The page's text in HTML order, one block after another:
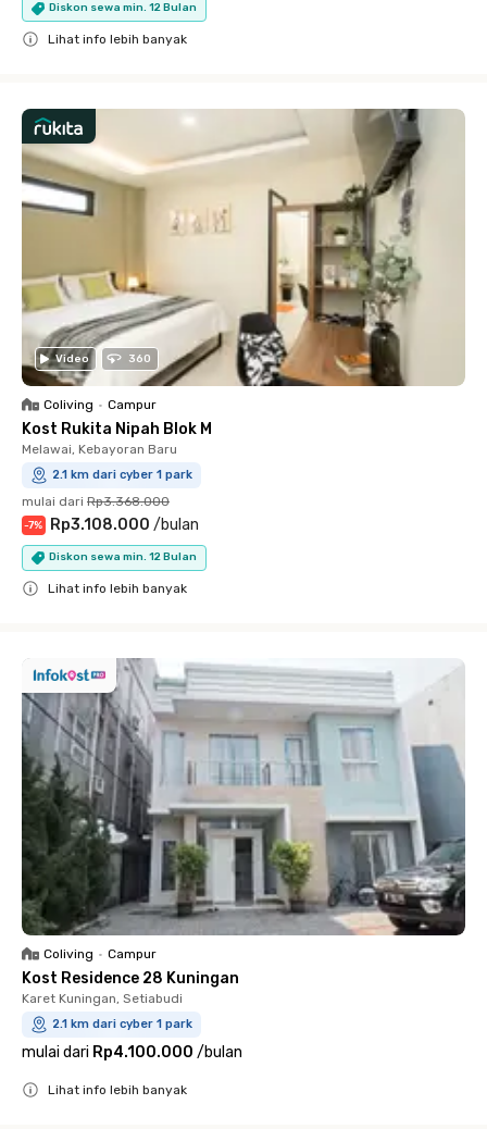
Diskon sewa min. 12 Bulan
Lihat info lebih banyak
Video 360
Coliving • Campur
Kost Rukita Nipah Blok M
Melawai, Kebayoran Baru
2.1 km dari cyber 1 park
mulai dari Rp3.368.000
-7% Rp3.108.000 /bulan
Diskon sewa min. 12 Bulan
Lihat info lebih banyak
Coliving • Campur
Kost Residence 28 Kuningan
Karet Kuningan, Setiabudi
2.1 km dari cyber 1 park
mulai dari Rp4.100.000 /bulan
Lihat info lebih banyak